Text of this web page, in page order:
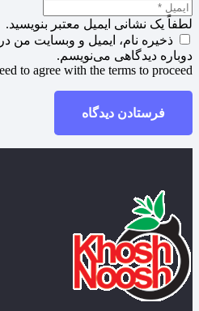
لطفاً یک نشانی ایمیل معتبر بنویسید.
ذخیره نام، ایمیل و وبسایت من
دوباره دیدگاهی می‌نویسم.
to agree with the terms to proceed
فرستادن دیدگاه